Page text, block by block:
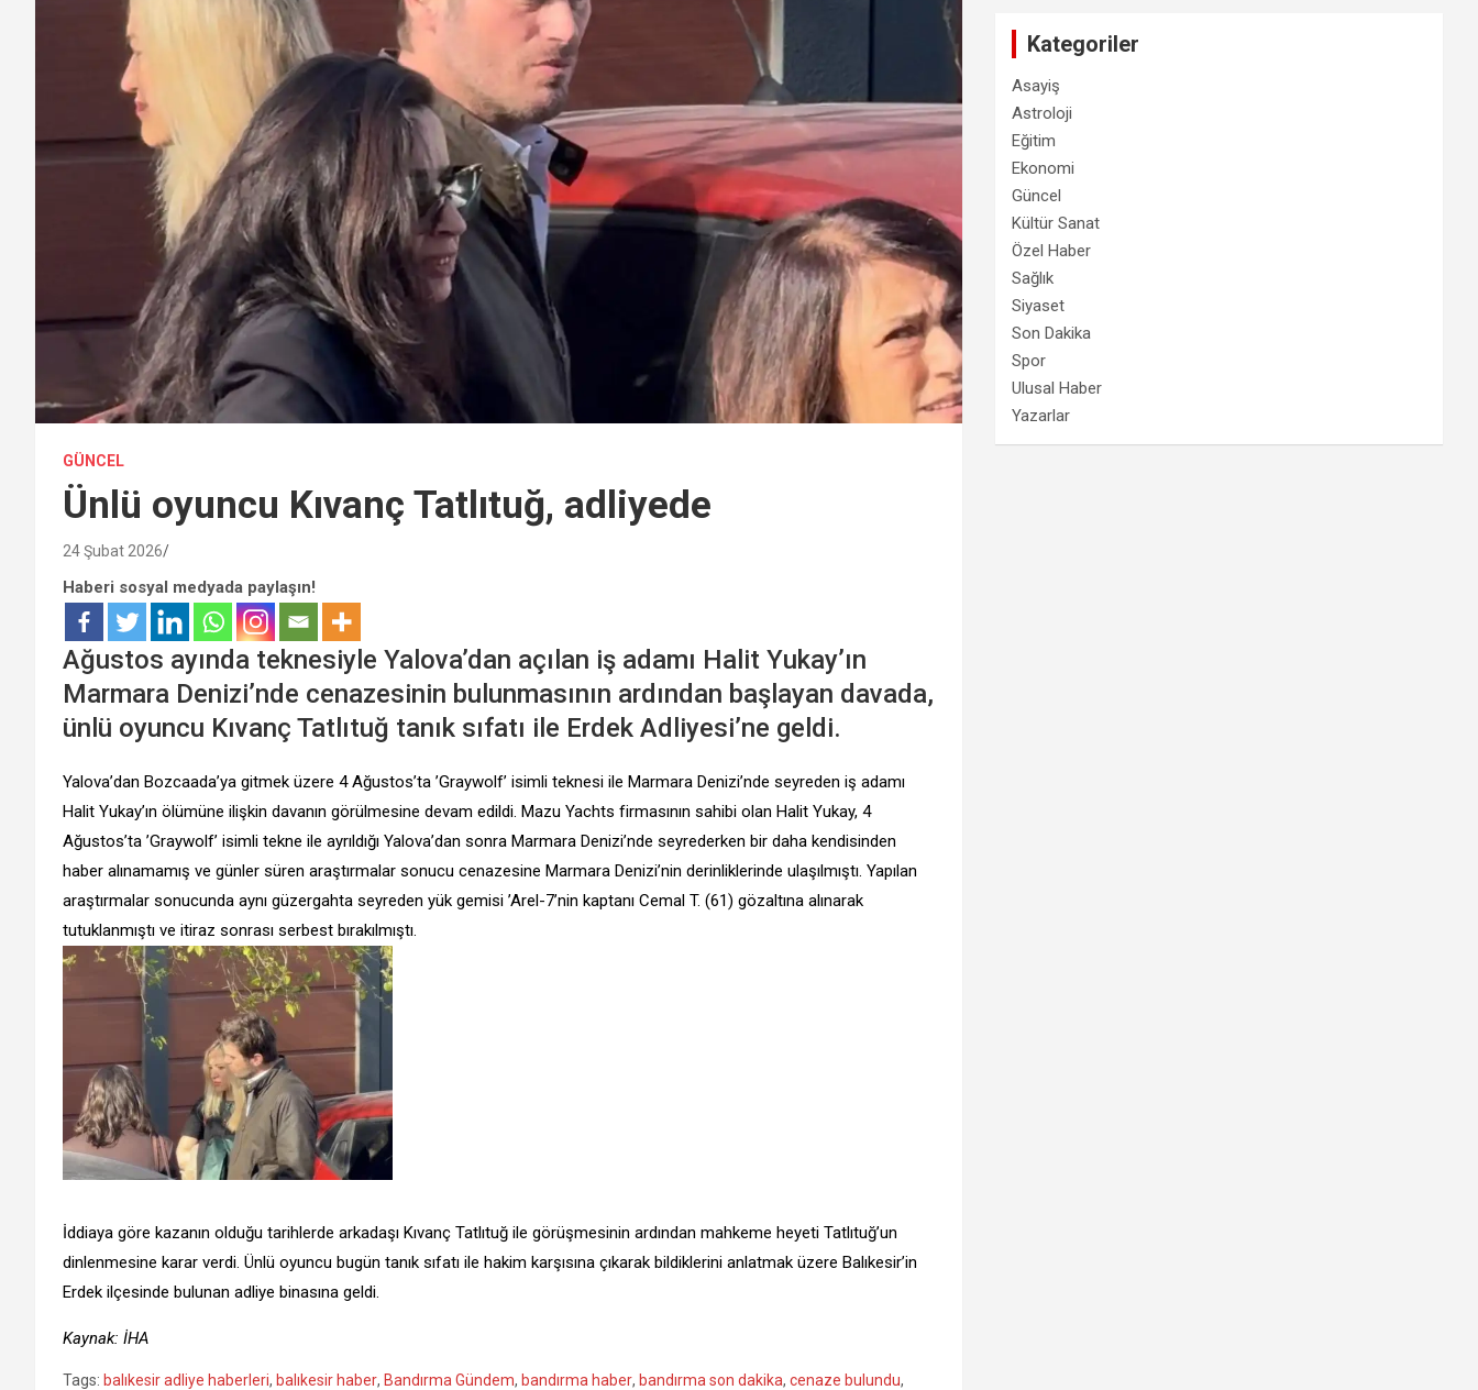
GÜNCEL
Ünlü oyuncu Kıvanç Tatlıtuğ, adliyede
24 Şubat 2026
Haberi sosyal medyada paylaşın!
Ağustos ayında teknesiyle Yalova’dan açılan iş adamı Halit Yukay’ın
Marmara Denizi’nde cenazesinin bulunmasının ardından başlayan davada,
ünlü oyuncu Kıvanç Tatlıtuğ tanık sıfatı ile Erdek Adliyesi’ne geldi.
Yalova’dan Bozcaada’ya gitmek üzere 4 Ağustos’ta ’Graywolf’ isimli teknesi ile Marmara Denizi’nde seyreden iş adamı
Halit Yukay’ın ölümüne ilişkin davanın görülmesine devam edildi. Mazu Yachts firmasının sahibi olan Halit Yukay, 4
Ağustos’ta ’Graywolf’ isimli tekne ile ayrıldığı Yalova’dan sonra Marmara Denizi’nde seyrederken bir daha kendisinden
haber alınamamış ve günler süren araştırmalar sonucu cenazesine Marmara Denizi’nin derinliklerinde ulaşılmıştı. Yapılan
araştırmalar sonucunda aynı güzergahta seyreden yük gemisi ’Arel-7’nin kaptanı Cemal T. (61) gözaltına alınarak
tutuklanmıştı ve itiraz sonrası serbest bırakılmıştı.
İddiaya göre kazanın olduğu tarihlerde arkadaşı Kıvanç Tatlıtuğ ile görüşmesinin ardından mahkeme heyeti Tatlıtuğ’un
dinlenmesine karar verdi. Ünlü oyuncu bugün tanık sıfatı ile hakim karşısına çıkarak bildiklerini anlatmak üzere Balıkesir’in
Erdek ilçesinde bulunan adliye binasına geldi.
Kaynak: İHA
Tags: balıkesir adliye haberleri, balıkesir haber, Bandırma Gündem, bandırma haber, bandırma son dakika, cenaze bulundu,
Kategoriler
Asayiş
Astroloji
Eğitim
Ekonomi
Güncel
Kültür Sanat
Özel Haber
Sağlık
Siyaset
Son Dakika
Spor
Ulusal Haber
Yazarlar